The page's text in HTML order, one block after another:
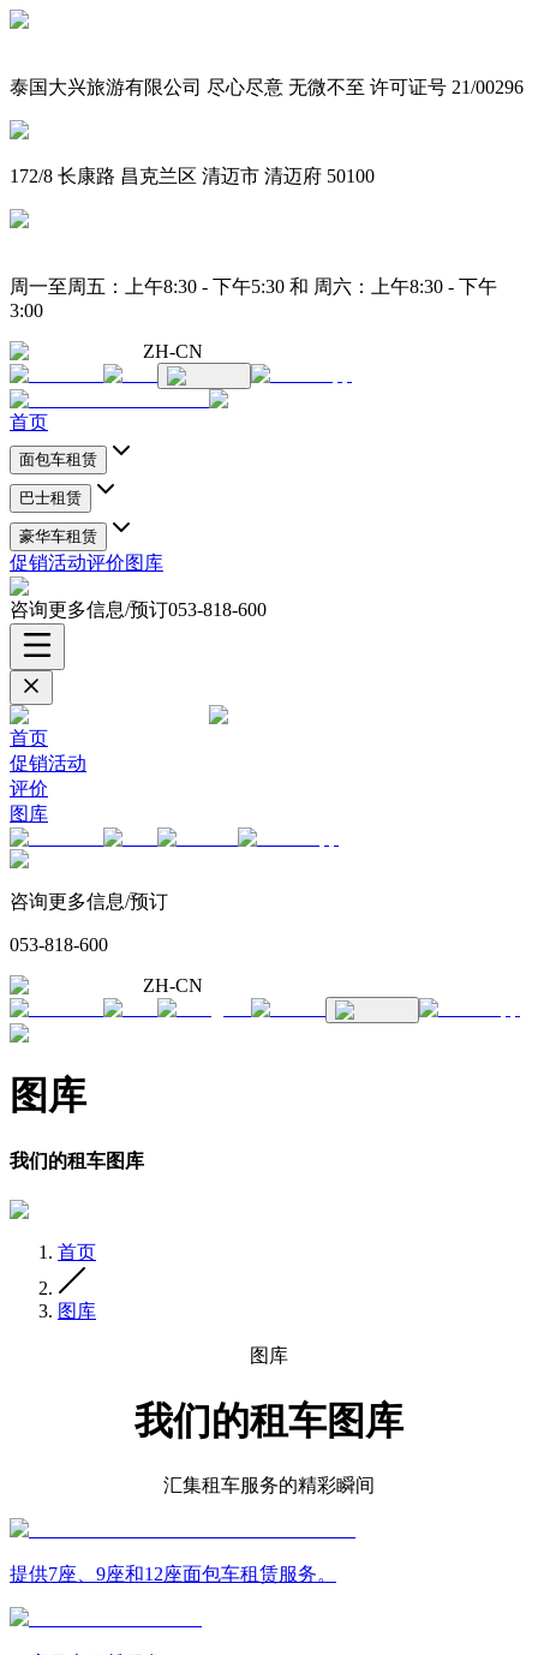
泰国大兴旅游有限公司 尽心尽意 无微不至 许可证号 21/00296
172/8 长康路 昌克兰区 清迈市 清迈府 50100
周一至周五：上午8:30 - 下午5:30 和 周六：上午8:30 - 下午
3:00
ZH-CN
首页
面包车租赁
巴士租赁
豪华车租赁
促销活动评价图库
咨询更多信息/预订053-818-600
首页
促销活动
评价
图库
咨询更多信息/预订
053-818-600
ZH-CN
图库
我们的租车图库
首页
图库
图库
我们的租车图库
汇集租车服务的精彩瞬间
提供7座、9座和12座面包车租赁服务。